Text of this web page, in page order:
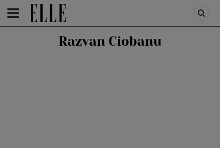
HOMEPAGE /FASHION
Razvan Ciobanu